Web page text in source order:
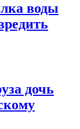
воды
дочь